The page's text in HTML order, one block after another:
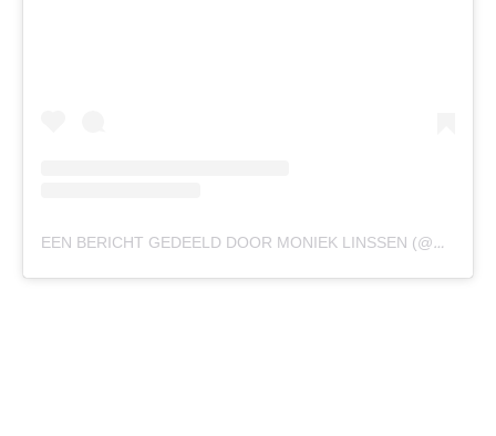
EEN BERICHT GEDEELD DOOR MONIEK LINSSEN (@MONIEKLINSSEN)